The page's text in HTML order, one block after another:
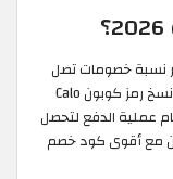
نسبة خصومات تصل
إلى 40% على وجباتك الصحية المفضلة لديك. انسخ رمز كوبون Calo
عملية الدفع لتحصل
مع أقوى كود خصم